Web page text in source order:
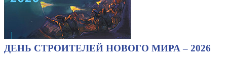
ДЕНЬ СТРОИТЕЛЕЙ НОВОГО МИРА – 2026